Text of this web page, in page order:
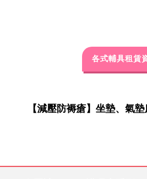
各式輔具租賃
【減壓防褥瘡】坐墊、氣墊